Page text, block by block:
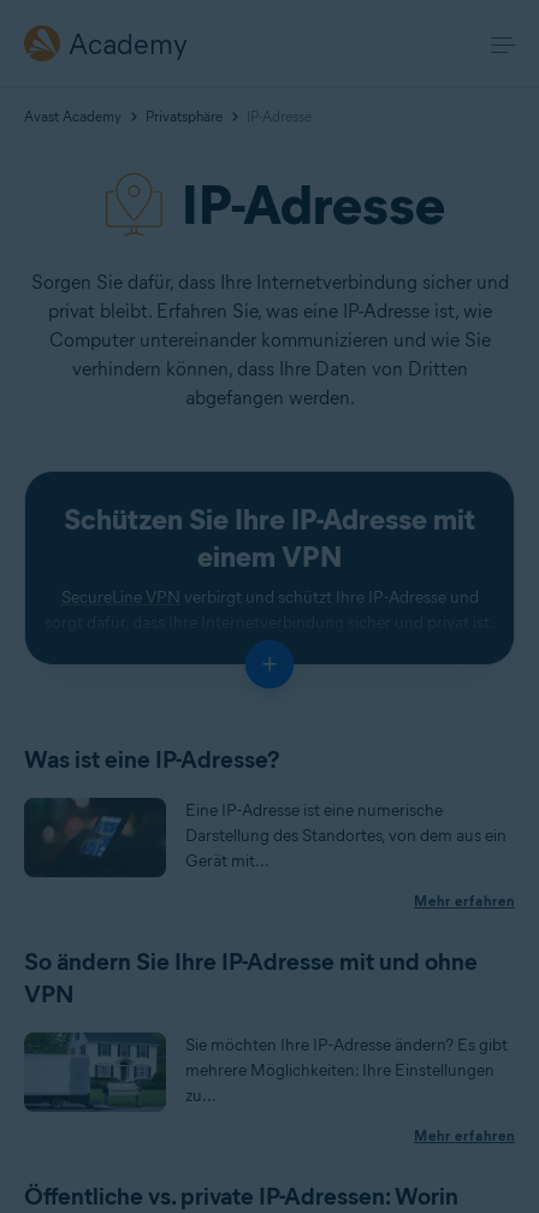
Academy
Avast Academy Privatsphäre IP-Adresse
IP-Adresse
Sorgen Sie dafür, dass Ihre Internetverbindung sicher und
privat bleibt. Erfahren Sie, was eine IP-Adresse ist, wie
Computer untereinander kommunizieren und wie Sie
verhindern können, dass Ihre Daten von Dritten
abgefangen werden.
Schützen Sie Ihre IP-Adresse mit
einem VPN
SecureLine VPN verbirgt und schützt Ihre IP-Adresse und
+
Was ist eine IP-Adresse?
Eine IP-Adresse ist eine numerische
Darstellung des Standortes, von dem aus ein
Gerät mit...
Mehr erfahren
So ändern Sie Ihre IP-Adresse mit und ohne
VPN
Sie möchten Ihre IP-Adresse ändern? Es gibt
mehrere Möglichkeiten: Ihre Einstellungen
zu...
Mehr erfahren
Öffentliche vs. private IP-Adressen: Worin